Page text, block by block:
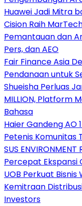
Huawei Jadi Mitra
Cision Raih
Pemantauan dan
Pers, dan AEO
Fair Finance Asia
Pendanaan untuk
Shueisha Perluas
MILLION, Platform
Bahasa
Haier Gandeng AO
Petenis Komunitas
SUS
Percepat Ekspansi
UOB Perkuat
Kemitraan
Investors